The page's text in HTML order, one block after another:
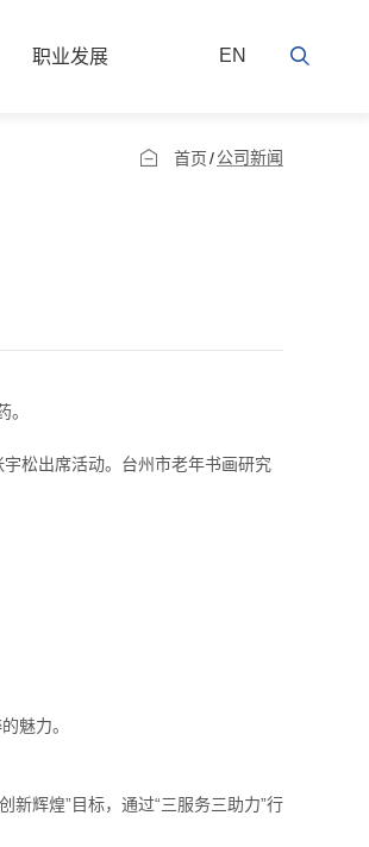
职业发展 EN
首页/公司新闻
松出席活动。台州市老年书画研究
魅力。
辉煌”目标，通过“三服务三助力”行